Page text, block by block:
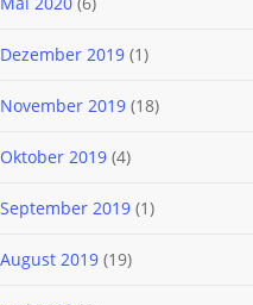
Dezember 2019 (1)
November 2019 (18)
Oktober 2019 (4)
September 2019 (1)
August 2019 (19)